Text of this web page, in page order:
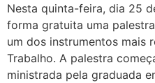
Nesta quinta-feira, dia 25
forma gratuita uma
um dos instrumentos mais
Trabalho. A palestra
ministrada pela graduada